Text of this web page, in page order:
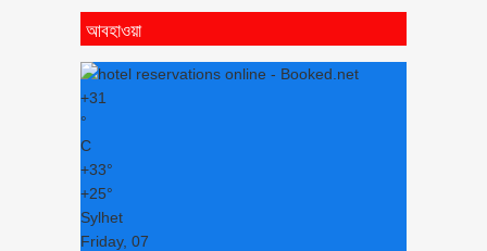
আবহাওয়া
+31
°
C
+33°
+25°
Sylhet
Friday, 07